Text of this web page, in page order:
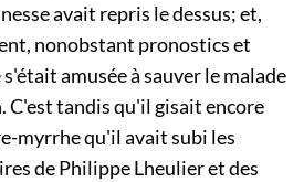
avait repris le dessus; et,
nonobstant pronostics et
amusée à sauver le malade
C'est tandis qu'il gisait encore
myrrhe qu'il avait subi les
de Philippe Lheulier et des